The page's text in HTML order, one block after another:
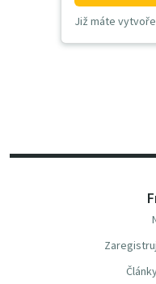
Již máte